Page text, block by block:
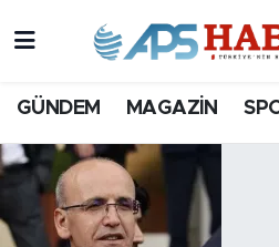
GÜNDEM MAGAZİN